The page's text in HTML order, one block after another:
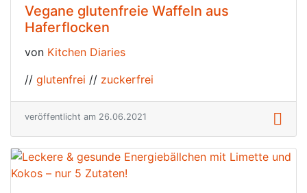
Vegane glutenfreie Waffeln aus
Haferflocken
von Kitchen Diaries
// glutenfrei // zuckerfrei
veröffentlicht am 26.06.2021